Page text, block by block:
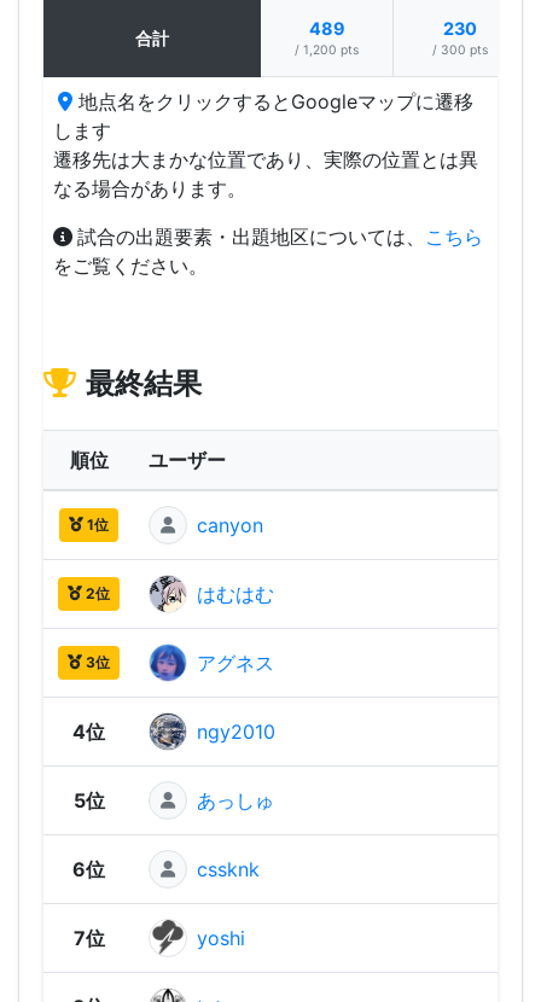
合計 489
/ 1,200 pts
230
/ 300 pts
地点名をクリックするとGoogleマップに遷移
します
遷移先は大まかな位置であり、実際の位置とは異
なる場合があります。
試合の出題要素・出題地区については、 こちら
をご覧ください。
最終結果
順位 ユーザー
1位 canyon
2位 はむはむ
3位 アグネス
4位 ngy2010
5位 あっしゅ
6位 cssknk
7位 yoshi